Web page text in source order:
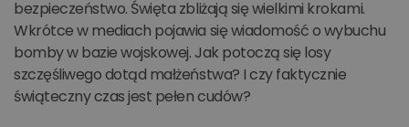
bezpieczeństwo. Święta zbliżają się wielkimi krokami.
Wkrótce w mediach pojawia się wiadomość o wybuchu
bomby w bazie wojskowej. Jak potoczą się losy
szczęśliwego dotąd małżeństwa? I czy faktycznie
świąteczny czas jest pełen cudów?